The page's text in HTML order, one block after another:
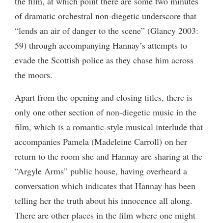
of dramatic orchestral non-diegetic underscore that
“lends an air of danger to the scene” (Glancy 2003:
59) through accompanying Hannay’s attempts to
evade the Scottish police as they chase him across
the moors.
Apart from the opening and closing titles, there is
only one other section of non-diegetic music in the
film, which is a romantic-style musical interlude that
accompanies Pamela (Madeleine Carroll) on her
return to the room she and Hannay are sharing at the
“Argyle Arms” public house, having overheard a
conversation which indicates that Hannay has been
telling her the truth about his innocence all along.
There are other places in the film where one might